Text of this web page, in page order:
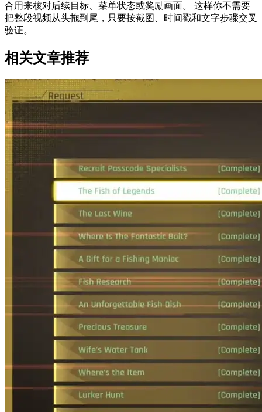
合用来核对后续目标、菜单状态或奖励画面。 这样你不需要
把整段视频从头拖到尾，只要按截图、时间戳和文字步骤交叉
验证。
相关文章推荐